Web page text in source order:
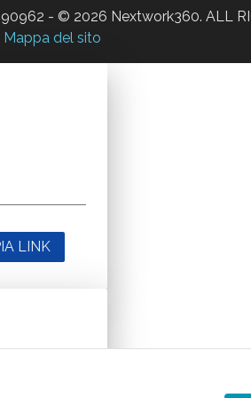
- © 2026 Nextwork360. ALL
Mappa del sito
LINK